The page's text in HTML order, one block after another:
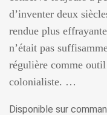
d’inventer deux
rendue plus
n’était pas
régulière comme
colonialiste. …
Disponible sur